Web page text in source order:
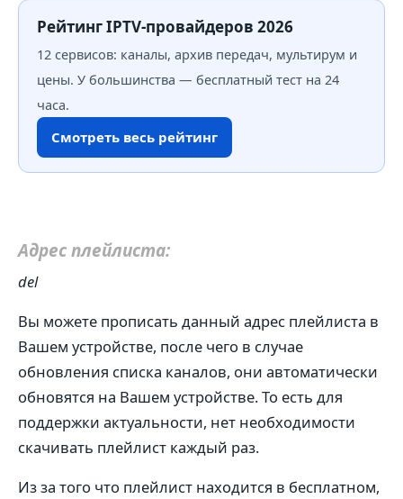
Рейтинг IPTV-провайдеров 2026
12 сервисов: каналы, архив передач, мультирум и
цены. У большинства — бесплатный тест на 24
часа.
Смотреть весь рейтинг
Адрес плейлиста:
del
Вы можете прописать данный адрес плейлиста в
Вашем устройстве, после чего в случае
обновления списка каналов, они автоматически
обновятся на Вашем устройстве. То есть для
поддержки актуальности, нет необходимости
скачивать плейлист каждый раз.
Из за того что плейлист находится в бесплатном,